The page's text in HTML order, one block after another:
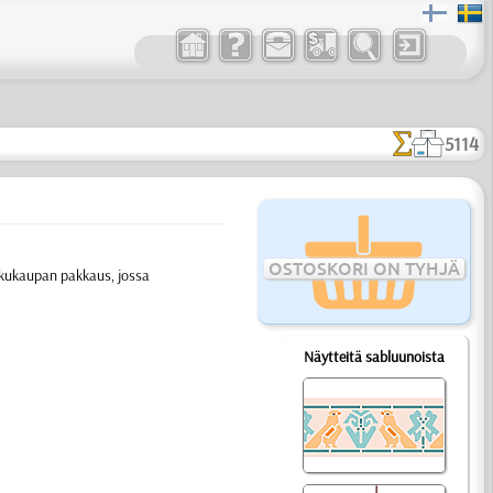
5114
OSTOSKORI ON TYHJÄ
Näytteitä sabluunoista
pakkaus, jossa